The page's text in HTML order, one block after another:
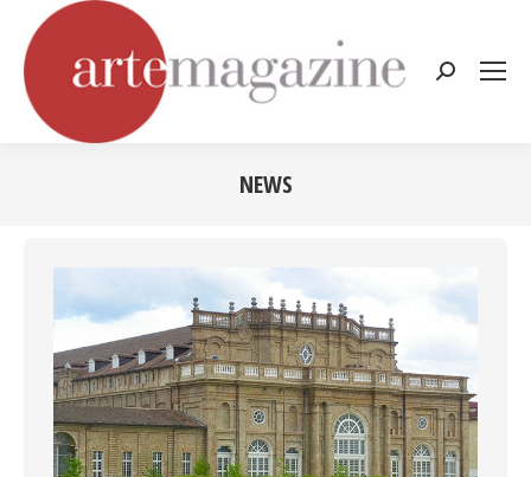
Cerca:
NEWS